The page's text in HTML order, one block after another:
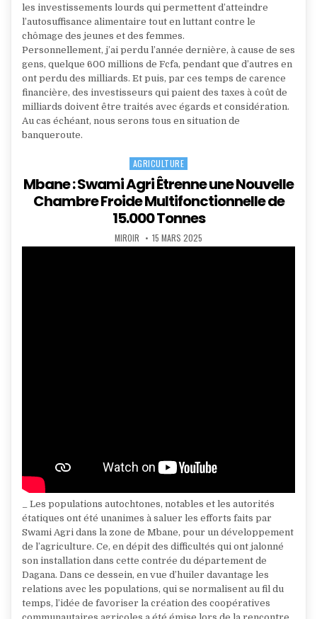
les investissements lourds qui permettent d’atteindre
l’autosuffisance alimentaire tout en luttant contre le
chômage des jeunes et des femmes.
Personnellement, j’ai perdu l’année dernière, à cause de ses
gens, quelque 600 millions de Fcfa, pendant que d’autres en
ont perdu des milliards. Et puis, par ces temps de carence
financière, des investisseurs qui paient des taxes à coût de
milliards doivent être traités avec égards et considération.
Au cas échéant, nous serons tous en situation de
banqueroute.
Posted
in
AGRICULTURE
Mbane : Swami Agri Êtrenne une Nouvelle
Chambre Froide Multifonctionnelle de
15.000 Tonnes
AUTHOR:
MIROIR PUBLISHED
DATE:
15 MARS 2025
_ Les populations autochtones, notables et les autorités
étatiques ont été unanimes à saluer les efforts faits par
Swami Agri dans la zone de Mbane, pour un développement
de l’agriculture. Ce, en dépit des difficultés qui ont jalonné
son installation dans cette contrée du département de
Dagana. Dans ce dessein, en vue d’huiler davantage les
relations avec les populations, qui se normalisent au fil du
temps, l’idée de favoriser la création des coopératives